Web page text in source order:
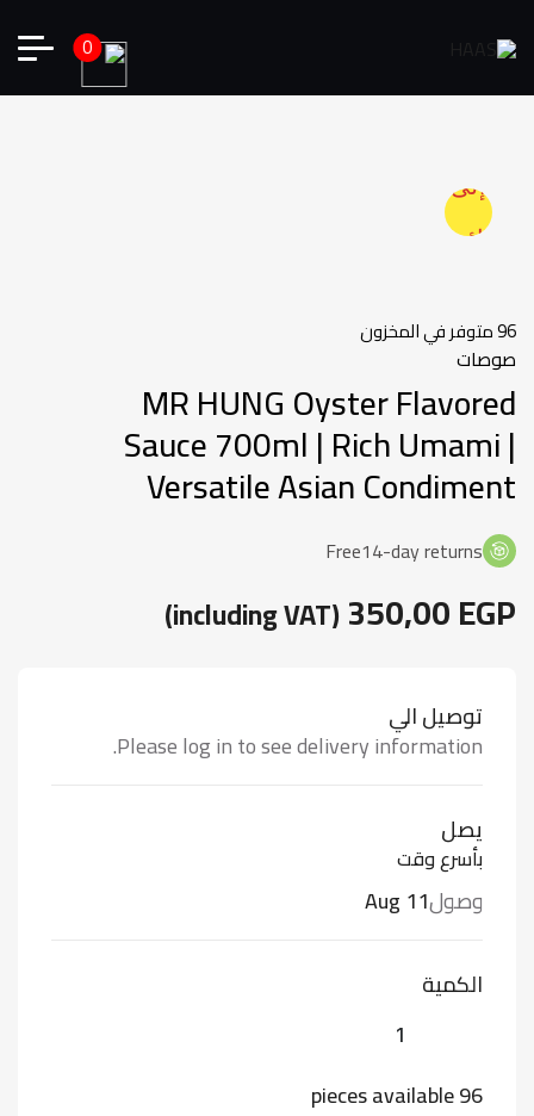
إلى
قائمة
96 متوفر في المخزون
صوصات
MR HUNG Oyster Flavored
Sauce 700ml | Rich Umami |
Versatile Asian Condiment
Free14-day returns
350,00EGP
(including VAT)
توصيل الي
Please log in to see delivery information.
يصل
بأسرع وقت
وصولAug 11
الكمية
96 pieces available
0